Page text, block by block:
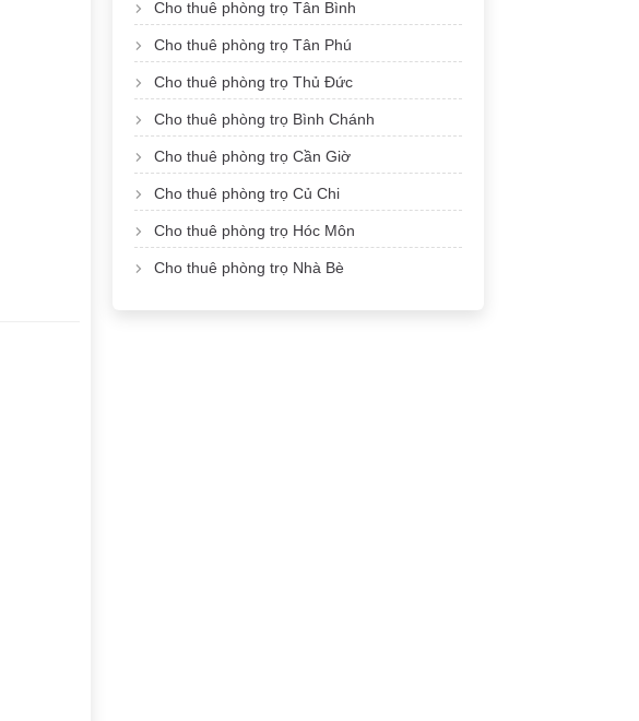
Cho thuê phòng trọ Tân Bình
Cho thuê phòng trọ Tân Phú
Cho thuê phòng trọ Thủ Đức
Cho thuê phòng trọ Bình Chánh
Cho thuê phòng trọ Cần Giờ
Cho thuê phòng trọ Củ Chi
Cho thuê phòng trọ Hóc Môn
Cho thuê phòng trọ Nhà Bè